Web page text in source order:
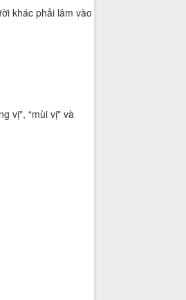
khác phải lâm vào
vị", “mùi vị" và